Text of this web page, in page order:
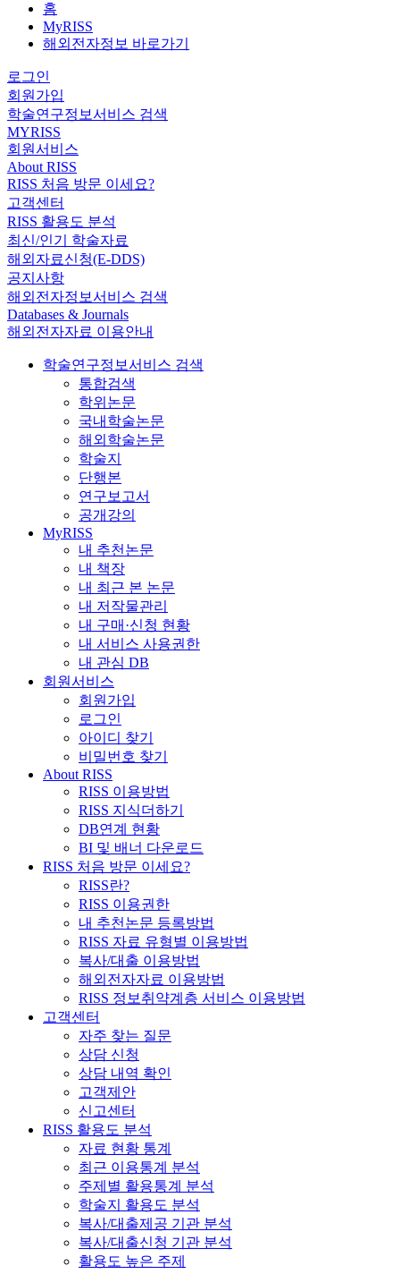
홈
MyRISS
해외전자정보 바로가기
로그인
회원가입
학술연구정보서비스 검색
MYRISS
회원서비스
About RISS
RISS 처음 방문 이세요?
고객센터
RISS 활용도 분석
최신/인기 학술자료
해외자료신청(E-DDS)
공지사항
해외전자정보서비스 검색
Databases & Journals
해외전자자료 이용안내
학술연구정보서비스 검색
통합검색
학위논문
국내학술논문
해외학술논문
학술지
단행본
연구보고서
공개강의
MyRISS
내 추천논문
내 책장
내 최근 본 논문
내 저작물관리
내 구매·신청 현황
내 서비스 사용권한
내 관심 DB
회원서비스
회원가입
로그인
아이디 찾기
비밀번호 찾기
About RISS
RISS 이용방법
RISS 지식더하기
DB연계 현황
BI 및 배너 다운로드
RISS 처음 방문 이세요?
RISS란?
RISS 이용권한
내 추천논문 등록방법
RISS 자료 유형별 이용방법
복사/대출 이용방법
해외전자자료 이용방법
RISS 정보취약계층 서비스 이용방법
고객센터
자주 찾는 질문
상담 신청
상담 내역 확인
고객제안
신고센터
RISS 활용도 분석
자료 현황 통계
최근 이용통계 분석
주제별 활용통계 분석
학술지 활용도 분석
복사/대출제공 기관 분석
복사/대출신청 기관 분석
활용도 높은 주제